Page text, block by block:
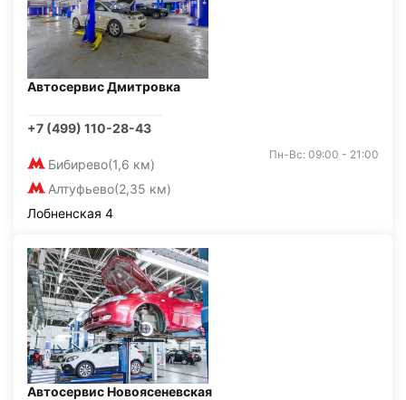
Автосервис Дмитровка
+7 (499) 110-28-43
Бибирево(1,6 км)
Алтуфьево(2,35 км)
Пн-Вс: 09:00 - 21:00
Лобненская 4
Автосервис Новоясеневская